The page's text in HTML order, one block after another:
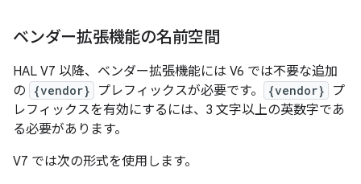
ベンダー拡張機能の名前空間
HAL V7 以降、ベンダー拡張機能には V6 では不要な追加
の
{vendor} プレフィックスが必要です。 {vendor}
プ
レフィックスを有効にするには、3 文字以上の英数字であ
る必要があります。
V7 では次の形式を使用します。